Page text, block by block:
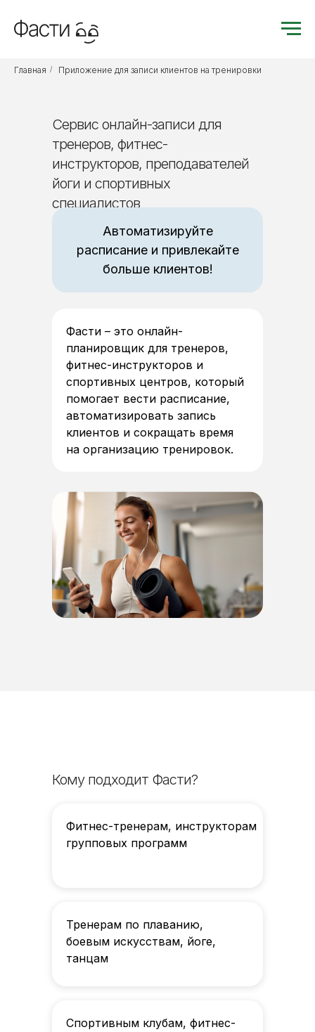
Главная / Приложение для записи клиентов на тренировки
Сервис онлайн-записи для
тренеров, фитнес-
инструкторов, преподавателей
йоги и спортивных
специалистов
Фасти – это онлайн-
планировщик для тренеров,
фитнес-инструкторов и
спортивных центров, который
помогает вести расписание,
автоматизировать запись
клиентов и сокращать время
на организацию тренировок.
Автоматизируйте
расписание и привлекайте
больше клиентов!
Кому подходит Фасти?
Спортивным клубам, фитнес-
Фитнес-тренерам, инструкторам
групповых программ
Тренерам по плаванию,
боевым искусствам, йоге,
танцам